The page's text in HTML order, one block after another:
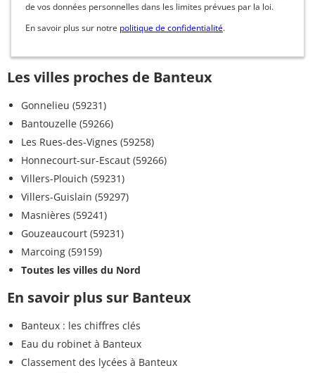
de vos données personnelles dans les limites prévues par la loi.
En savoir plus sur notre politique de confidentialité.
Les villes proches de Banteux
Gonnelieu (59231)
Bantouzelle (59266)
Les Rues-des-Vignes (59258)
Honnecourt-sur-Escaut (59266)
Villers-Plouich (59231)
Villers-Guislain (59297)
Masnières (59241)
Gouzeaucourt (59231)
Marcoing (59159)
Toutes les villes du Nord
En savoir plus sur Banteux
Banteux : les chiffres clés
Eau du robinet à Banteux
Classement des lycées à Banteux